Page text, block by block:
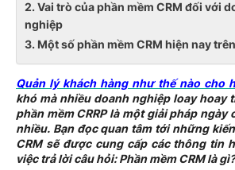
2. Vai trò của phần mềm CRM đối với
nghiệp
3. Một số phần mềm CRM hiện nay
Quản lý khách hàng như thế nào cho
khó mà nhiều doanh nghiệp loay hoay
phần mềm CRRP là một giải pháp
nhiều. Bạn đọc quan tâm tới những
CRM sẽ được cung cấp các thông tin
việc trả lời câu hỏi: Phần mềm CRM là